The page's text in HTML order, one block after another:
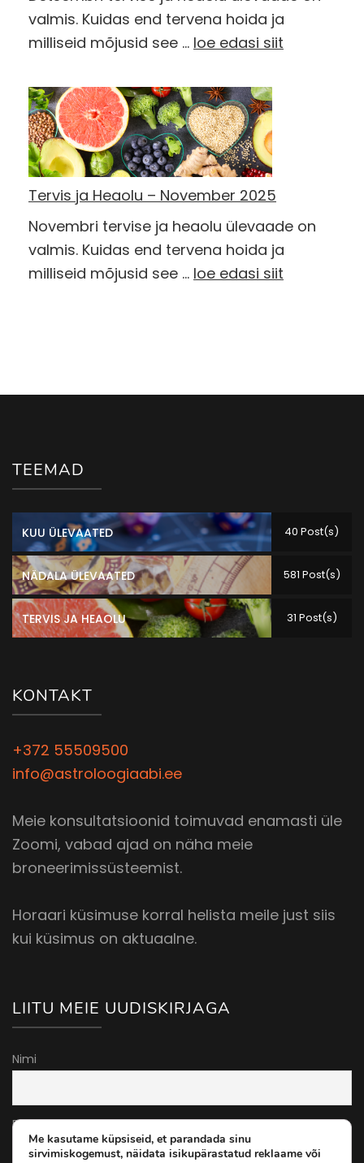
valmis. Kuidas end tervena hoida ja
milliseid mõjusid see … loe edasi siit
Tervis ja Heaolu – November 2025
Novembri tervise ja heaolu ülevaade on
valmis. Kuidas end tervena hoida ja
milliseid mõjusid see … loe edasi siit
TEEMAD
KUU ÜLEVAATED 40 Post(s)
NÄDALA ÜLEVAATED 581 Post(s)
TERVIS JA HEAOLU 31 Post(s)
KONTAKT
+372 55509500
info@astroloogiaabi.ee
Meie konsultatsioonid toimuvad enamasti üle
Zoomi, vabad ajad on näha meie
broneerimissüsteemist.
Horaari küsimuse korral helista meile just siis
kui küsimus on aktuaalne.
LIITU MEIE UUDISKIRJAGA
Nimi
E-post
Me kasutame küpsiseid, et parandada sinu
sirvimiskogemust, näidata isikupärastatud reklaame või